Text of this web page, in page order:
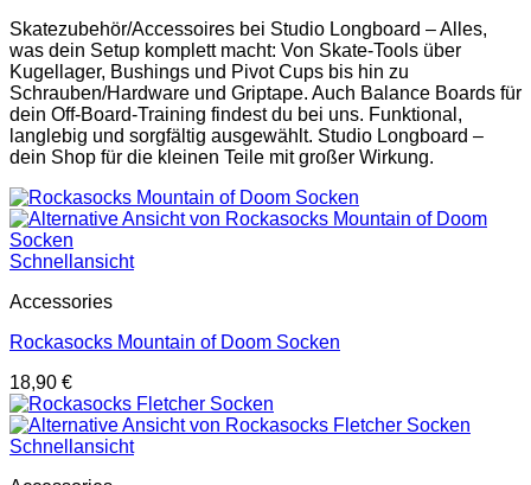
Skatezubehör/Accessoires bei Studio Longboard – Alles,
was dein Setup komplett macht: Von Skate-Tools über
Kugellager, Bushings und Pivot Cups bis hin zu
Schrauben/Hardware und Griptape. Auch Balance Boards für
dein Off-Board-Training findest du bei uns. Funktional,
langlebig und sorgfältig ausgewählt. Studio Longboard –
dein Shop für die kleinen Teile mit großer Wirkung.
Schnellansicht
Accessories
Rockasocks Mountain of Doom Socken
18,90 €
Schnellansicht